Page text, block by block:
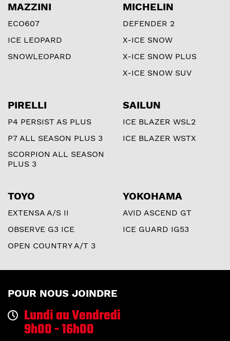
MAZZINI
ECO607
ICE LEOPARD
SNOWLEOPARD
MICHELIN
DEFENDER 2
X-ICE SNOW
X-ICE SNOW PLUS
X-ICE SNOW SUV
PIRELLI
P4 PERSIST AS PLUS
P7 ALL SEASON PLUS 3
SCORPION ALL SEASON
PLUS 3
SAILUN
ICE BLAZER WSL2
ICE BLAZER WSTX
TOYO
EXTENSA A/S II
OBSERVE G3 ICE
OPEN COUNTRY A/T 3
YOKOHAMA
AVID ASCEND GT
ICE GUARD IG53
POUR NOUS JOINDRE
Lundi au Vendredi
9h00 - 16h00